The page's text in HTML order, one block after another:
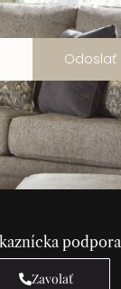
Odoslať
podpora
Zavolať